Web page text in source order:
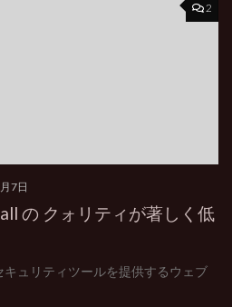
2
7日
の クォリティが著しく低
キュリティツールを提供するウェブ